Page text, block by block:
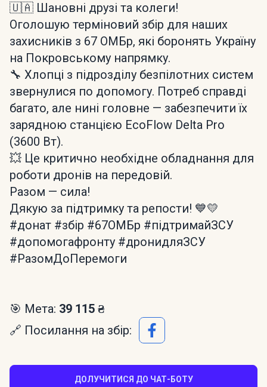
🇺🇦 Шановні друзі та колеги!
Оголошую терміновий збір для наших
захисників з 67 ОМБр, які боронять Україну
на Покровському напрямку.
🔧 Хлопці з підрозділу безпілотних систем
звернулися по допомогу. Потреб справді
багато, але нині головне — забезпечити їх
зарядною станцією EcoFlow Delta Pro
(3600 Вт).
💥 Це критично необхідне обладнання для
роботи дронів на передовій.
Разом — сила!
Дякую за підтримку та репости! 💙💛
#донат #збір #67ОМБр #підтримайЗСУ
#допомогафронту #дронидляЗСУ
#РазомДоПеремоги
🎯 Мета: 39 115 ₴
🔗 Посилання на збір:
ДОЛУЧИТИСЯ ДО ЧАТ-БОТУ